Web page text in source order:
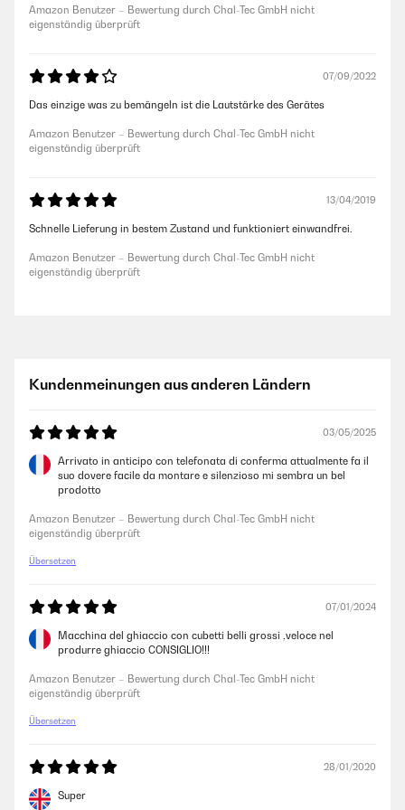
Amazon Benutzer – Bewertung durch Chal-Tec GmbH nicht
eigenständig überprüft
07/09/2022
Das einzige was zu bemängeln ist die Lautstärke des Gerätes
Amazon Benutzer – Bewertung durch Chal-Tec GmbH nicht
eigenständig überprüft
13/04/2019
Schnelle Lieferung in bestem Zustand und funktioniert einwandfrei.
Amazon Benutzer – Bewertung durch Chal-Tec GmbH nicht
eigenständig überprüft
Kundenmeinungen aus anderen Ländern
03/05/2025
Arrivato in anticipo con telefonata di conferma attualmente fa il
suo dovere facile da montare e silenzioso mi sembra un bel
prodotto
Amazon Benutzer – Bewertung durch Chal-Tec GmbH nicht
eigenständig überprüft
Übersetzen
07/01/2024
Macchina del ghiaccio con cubetti belli grossi ,veloce nel
produrre ghiaccio CONSIGLIO!!!
Amazon Benutzer – Bewertung durch Chal-Tec GmbH nicht
eigenständig überprüft
Übersetzen
28/01/2020
Super